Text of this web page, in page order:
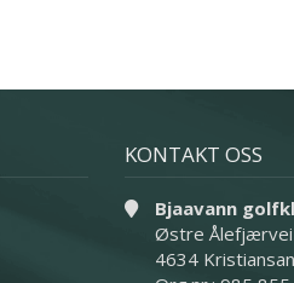
KONTAKT OSS
Bjaavann
Østre
4634